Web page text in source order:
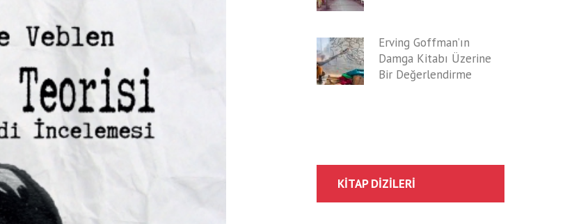
Erving Goffman’ın
Damga Kitabı Üzerine
Bir Değerlendirme
KITAP DIZILERI